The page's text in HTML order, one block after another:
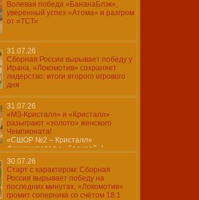
Волевая победа «БананаБлэк»,
уверенный успех «Атома» и разгром
от «ТСТ»
31.07.26
Сборная России вырывает победу у
Ирана, «Локомотив» сохраняет
лидерство: итоги второго игрового
дня
31.07.26
«МЗ-Кристалл» и «Кристалл»
разыграют «золото» женского
Чемпионата!
«СШОР №2 – Кристалл»
финишировал с «бронзой»!
30.07.26
Старт с характером: Сборная
Россия вырывает победу на
последних минутах, «Локомотив»
громит соперника со счётом 18:1